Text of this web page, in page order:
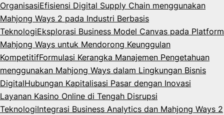
OrganisasiEfisiensi Digital Supply Chain menggunakan
Mahjong Ways 2 pada Industri Berbasis
TeknologiEksplorasi Business Model Canvas pada Platform
Mahjong Ways untuk Mendorong Keunggulan
KompetitifFormulasi Kerangka Manajemen Pengetahuan
menggunakan Mahjong Ways dalam Lingkungan Bisnis
DigitalHubungan Kapitalisasi Pasar dengan Inovasi
Layanan Kasino Online di Tengah Disrupsi
TeknologiIntegrasi Business Analytics dan Mahjong Ways 2